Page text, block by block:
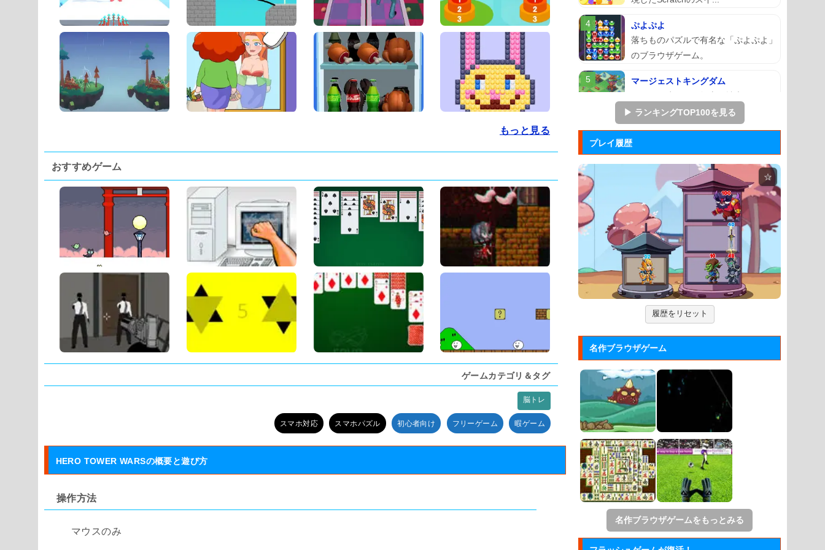
もっと見る
おすすめゲーム
ゲームカテゴリ＆タグ
脳トレ
スマホ対応 スマホパズル 初心者向け フリーゲーム 暇ゲーム
HERO TOWER WARSの概要と遊び方
操作方法
マウスのみ
ぷよぷよ
落ちものパズルで有名な「ぷよぷよ」
のブラウザゲーム。
マージェストキングダム
建国シミュレーションゲーム...
ズーキーパー2
動物たちを3匹以上にして捕まえてい
くパズルゲーム。
Mole Kingdom De...
モグラ王国のヒーローたちがチームで
敵の侵攻を食い止める防衛ゲ...
アドファイ ウェブ版
回転する球体をリズムに合わせてクリ
ックして進ませる音楽ゲーム...
ジュエルカラーリング
宝石を入れ替えて床と同じ色に揃える
カラーパズルゲーム。
大乱闘スマッシュブラザーズフラ...
任天堂の大乱闘スマッシュブラザーズ
をブラウザゲームで再現した...
▶ ランキングTOP100を見る
プレイ履歴
☆
履歴をリセット
名作ブラウザゲーム
名作ブラウザゲームをもっとみる